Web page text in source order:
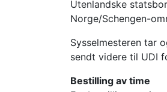
Utenlandske
Norge/Schengen-
Sysselmesteren tar
sendt videre til UDI
Bestilling av time